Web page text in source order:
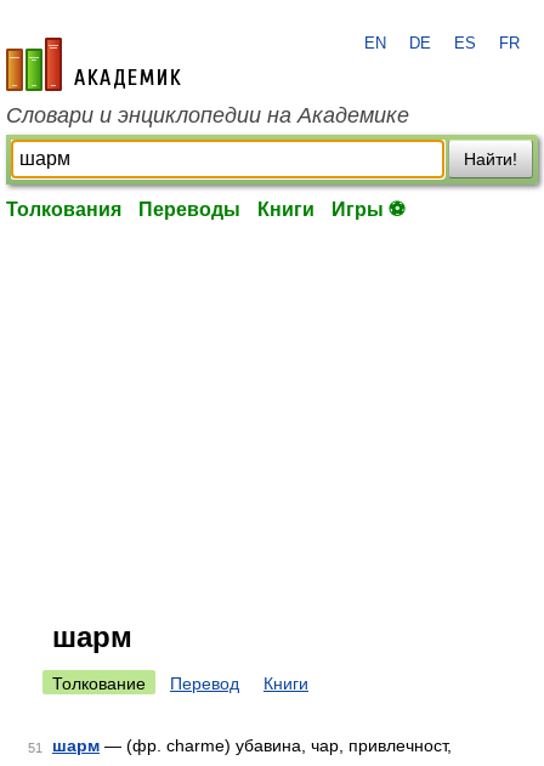
academic.ru
EN DE ES FR
Словари и энциклопедии на Академике
Найти!
Толкования Переводы Книги Игры ⚽
шарм
Толкование Перевод Книги
51 шарм — (фр. charme) убавина, чар, привлечност,